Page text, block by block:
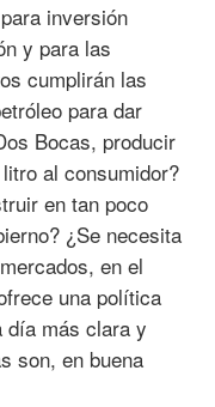
inversión
y para las
cumplirán las
para dar
Bocas, producir
al consumidor?
en tan poco
¿Se necesita
en el
una política
día más clara y
son, en buena